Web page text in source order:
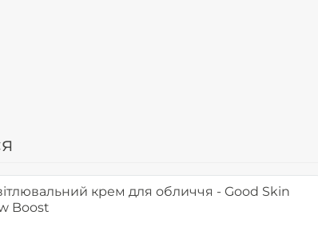
крем для обличчя - Good Skin
Boost